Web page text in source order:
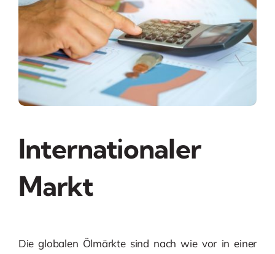
Internationaler
Markt
Die globalen Ölmärkte sind nach wie vor in einer